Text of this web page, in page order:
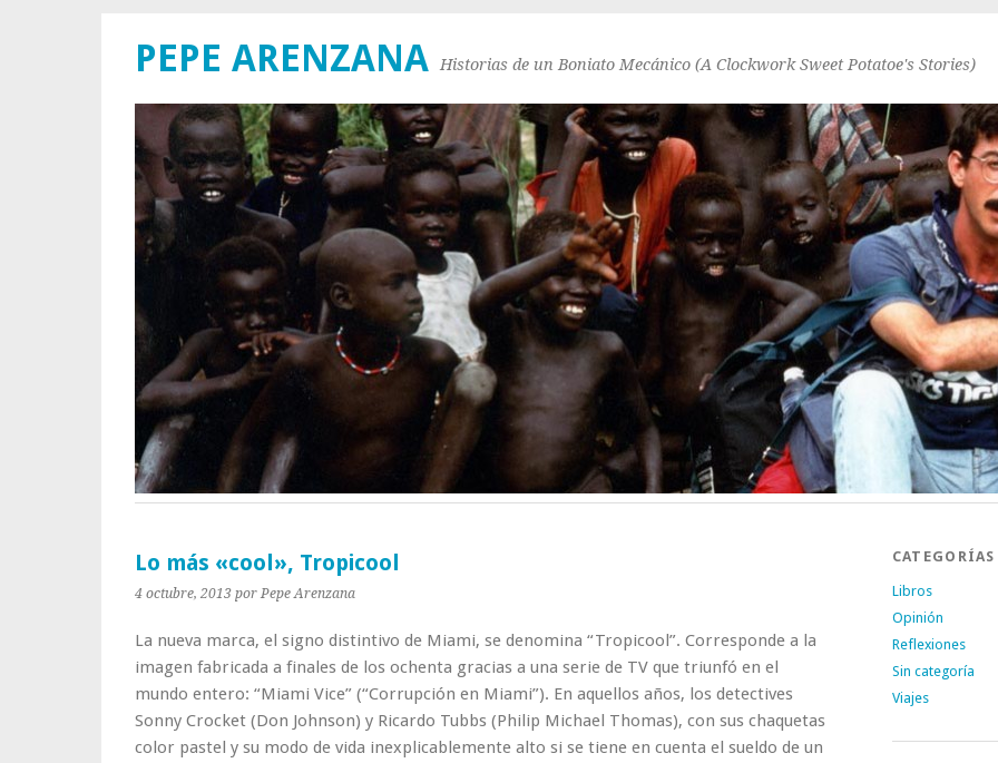
PEPE ARENZANA Historias de un Boniato Mecánico (A Clockwork Sweet Potatoe's Stories)
Lo más «cool», Tropicool
4 octubre, 2013 por Pepe Arenzana
La nueva marca, el signo distintivo de Miami, se denomina “Tropicool”. Corresponde a la
imagen fabricada a finales de los ochenta gracias a una serie de TV que triunfó en el
mundo entero: “Miami Vice” (“Corrupción en Miami”). En aquellos años, los detectives
Sonny Crocket (Don Johnson) y Ricardo Tubbs (Philip Michael Thomas), con sus chaquetas
color pastel y su modo de vida inexplicablemente alto si se tiene en cuenta el sueldo de un
CATEGORÍAS
Libros
Opinión
Reflexiones
Sin categoría
Viajes